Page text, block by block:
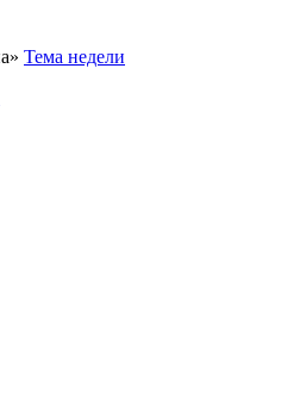
Тема недели